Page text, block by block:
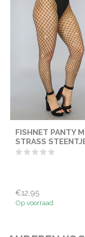
FISHNET PANTY
STRASS
€12,95
Op voorraad